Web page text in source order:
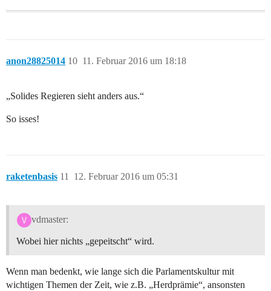
anon28825014 11. Februar 2016 um 18:18
10
„Solides Regieren sieht anders aus.“
So isses!
raketenbasis 12. Februar 2016 um 05:31
11
vdmaster:
Wobei hier nichts „gepeitscht“ wird.
Wenn man bedenkt, wie lange sich die Parlamentskultur mit
wichtigen Themen der Zeit, wie z.B. „Herdprämie“, ansonsten